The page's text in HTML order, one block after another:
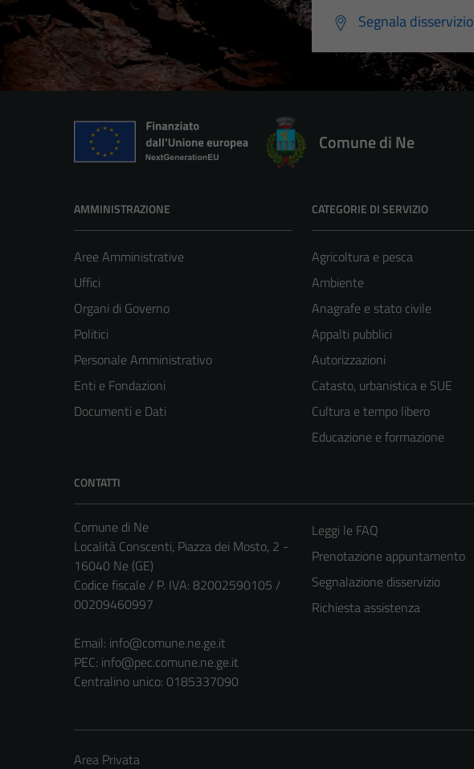
Segnala disservizio
Comune di Ne
AMMINISTRAZIONE
Aree Amministrative
Uffici
Organi di Governo
Politici
Personale Amministrativo
Enti e Fondazioni
Documenti e Dati
CATEGORIE DI SERVIZIO
Agricoltura e pesca
Ambiente
Anagrafe e stato civile
Appalti pubblici
Autorizzazioni
Catasto, urbanistica e SUE
Cultura e tempo libero
Educazione e formazione
CONTATTI
Comune di Ne
Località Conscenti, Piazza dei Mosto, 2 -
16040 Ne (GE)
Codice fiscale / P. IVA: 82002590105 /
00209460997
Email: info@comune.ne.ge.it
PEC: info@pec.comune.ne.ge.it
Centralino unico: 0185337090
Leggi le FAQ
Prenotazione appuntamento
Segnalazione disservizio
Richiesta assistenza
Area Privata